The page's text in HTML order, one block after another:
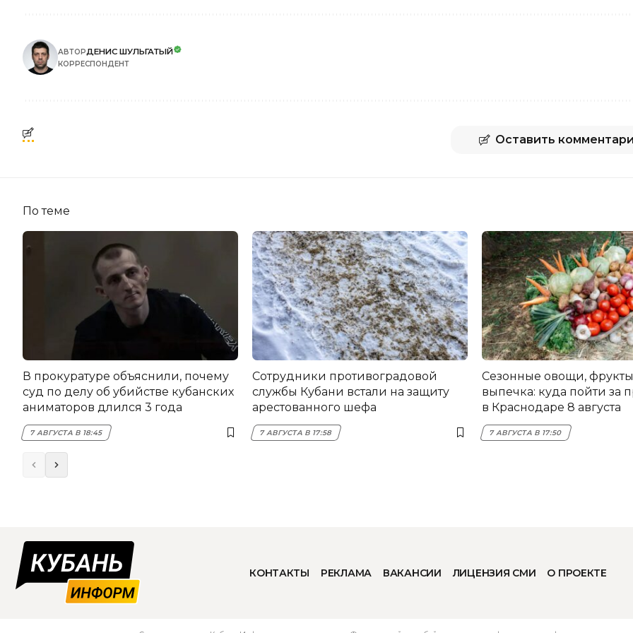
АВТОРДЕНИС ШУЛЬГАТЫЙ
КОРРЕСПОНДЕНТ
Оставить
По теме
В прокуратуре объяснили, почему
суд по делу об убийстве кубанских
аниматоров длился 3 года
7 АВГУСТА В 18:45
Сотрудники противоградовой
службы Кубани встали на защиту
арестованного шефа
7 АВГУСТА В 17:58
Сезонные овощи,
выпечка: куда пойти за
в Краснодаре 8 августа
7 АВГУСТА В 17:50
КОНТАКТЫ РЕКЛАМА ВАКАНСИИ ЛИЦЕНЗИЯ СМИ О ПРОЕКТЕ